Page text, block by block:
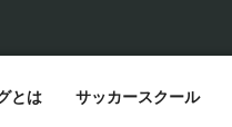
とは サッカースクール